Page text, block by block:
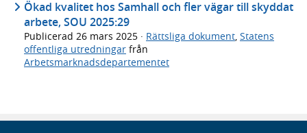
Ökad kvalitet hos Samhall och fler vägar till skyddat
arbete, SOU 2025:29
Publicerad 26 mars 2025 · Rättsliga dokument, Statens
offentliga utredningar från
Arbetsmarknadsdepartementet